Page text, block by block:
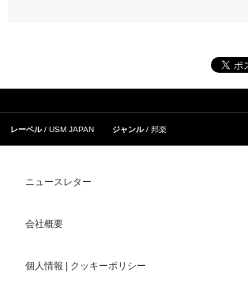
レーベル USM JAPAN ジャンル 邦楽
ニュースレター
会社概要
個人情報 | クッキーポリシー